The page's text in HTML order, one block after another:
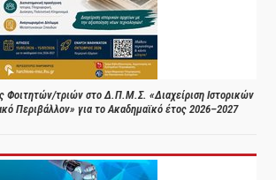
Φοιτητών/τριών στο Δ.Π.Μ.Σ. «Διαχείριση Ιστορικών
Περιβάλλον» για το Ακαδημαϊκό έτος 2026–2027